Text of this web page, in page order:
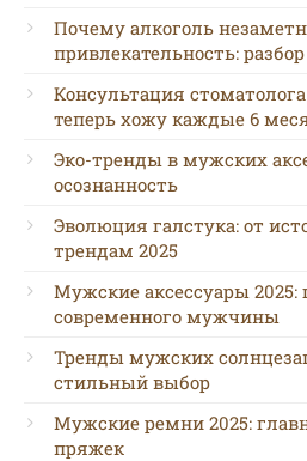
Почему алкоголь
привлекательность:
Консультация
теперь хожу каждые 6
Эко-тренды в мужских
осознанность
Эволюция галстука: от
трендам 2025
Мужские аксессуары
современного мужчины
Тренды мужских
стильный выбор
Мужские ремни 2025:
пряжек